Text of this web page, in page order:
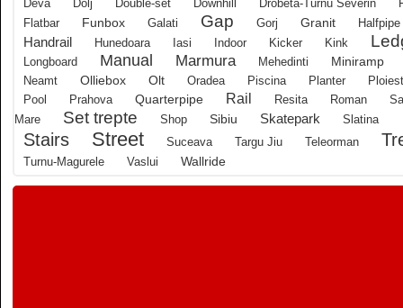
Calimanesti
Caransebes
Cluj-Napoca
Deva
Dolj Double-set Downhill Drobeta-Turnu Severin
Flatbar
Funbox Galati Gap Gorj Granit Halfpipe
Handrail Hunedoara Iasi Indoor Kicker Kink
Longboard Manual Marmura Mehedinti
Miniramp
Neamt
Olliebox Olt Oradea Piscina Planter
Pool
Prahova Quarterpipe Rail Resita Roman
Mare
Set trepte Shop Sibiu Skatepark Slatina
Stairs Street Suceava Targu Jiu Teleorman
Turnu-Magurele Vaslui Wallride